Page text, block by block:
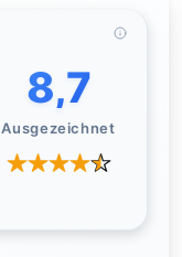
8,7
Ausgezeichnet